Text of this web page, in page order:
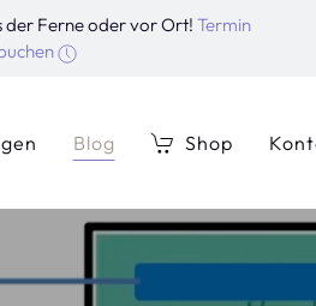
der Ferne oder vor Ort! Termin
Blog Shop